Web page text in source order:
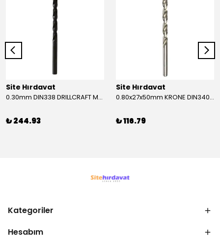
Site Hırdavat
0.30mm DIN338 DRILLCRAFT MATKAP UCU HSS 10 Adet
₺ 244.93
Site Hırdavat
0.80x27x50mm KRONE DIN340 UZUN MATKAP UCU HSS 10 Adet
₺ 116.79
Kategoriler
Hesabım